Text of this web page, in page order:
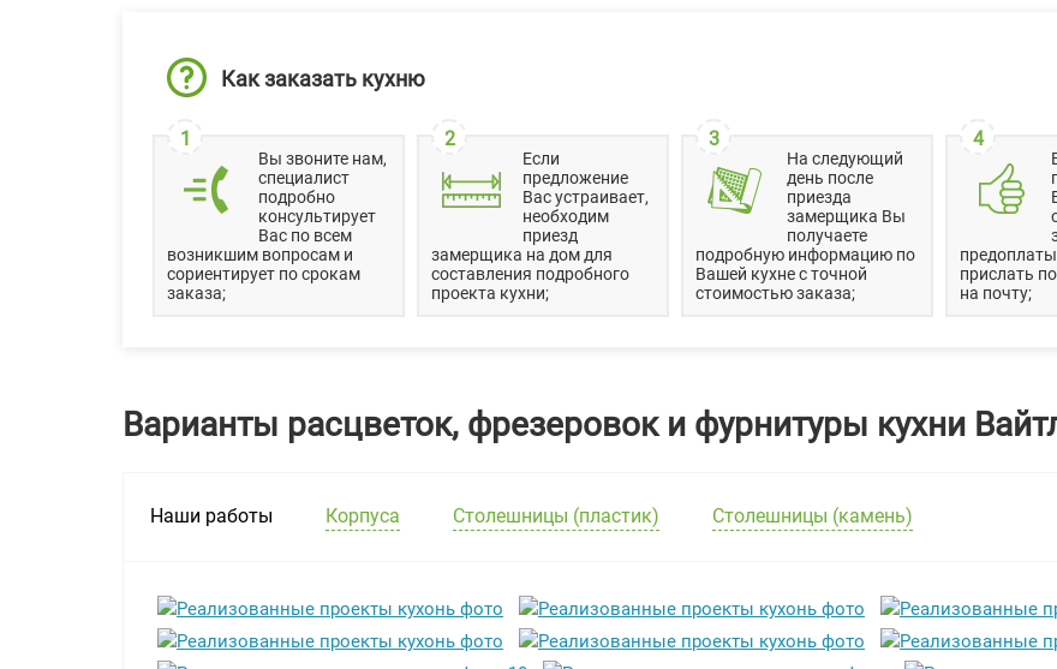
Как заказать кухню
1
Вы звоните нам,
специалист
подробно
консультирует
Вас по всем
возникшим вопросам и
сориентирует по срокам
заказа;
2
Если
предложение
Вас устраивает,
необходим
приезд
замерщика на дом для
составления подробного
проекта кухни;
3
На следующий
день после
приезда
замерщика Вы
получаете
подробную информацию по
Вашей кухне с точной
стоимостью заказа;
4
прислать
на почту;
Варианты расцветок, фрезеровок и фурнитуры кухни
Наши работы Корпуса Столешницы (пластик) Столешницы (камень)